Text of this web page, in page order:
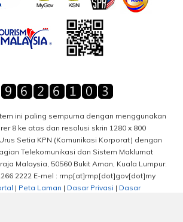
ini paling sempurna dengan menggunakan
8 ke atas dan resolusi skrin 1280 x 800
Setia KPN (Komunikasi Korporat) dengan
Telekomunikasi dan Sistem Maklumat
Malaysia, 50560 Bukit Aman, Kuala Lumpur.
2222 E-mel : rmp[at]rmp[dot]gov[dot]my
| Peta Laman | Dasar Privasi | Dasar